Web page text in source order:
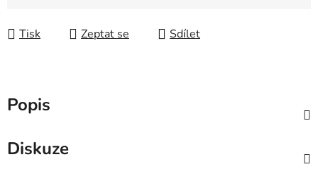
Tisk Zeptat se Sdílet
Popis
Diskuze